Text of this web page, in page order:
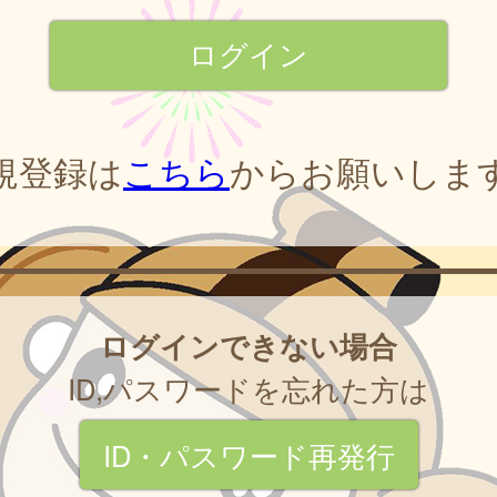
登録はこちらからお願いしま
ログインできない場合
ID,パスワードを忘れた方は
ID・パスワード再発行